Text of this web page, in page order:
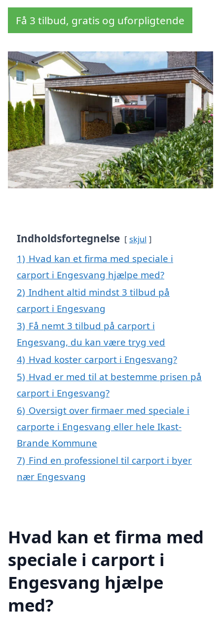
Få 3 tilbud, gratis og uforpligtende
Indholdsfortegnelse skjul
1) Hvad kan et firma med speciale i
carport i Engesvang hjælpe med?
2) Indhent altid mindst 3 tilbud på
carport i Engesvang
3) Få nemt 3 tilbud på carport i
Engesvang, du kan være tryg ved
4) Hvad koster carport i Engesvang?
5) Hvad er med til at bestemme prisen på
carport i Engesvang?
6) Oversigt over firmaer med speciale i
carporte i Engesvang eller hele Ikast-
Brande Kommune
7) Find en professionel til carport i byer
nær Engesvang
Hvad kan et firma med
speciale i carport i
Engesvang hjælpe
med?